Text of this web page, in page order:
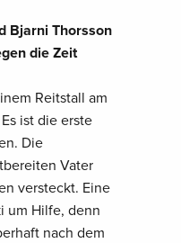
Bjarni Thorsson
die Zeit
Reitstall am
ist die erste
Die
Vater
versteckt. Eine
um Hilfe, denn
nach dem